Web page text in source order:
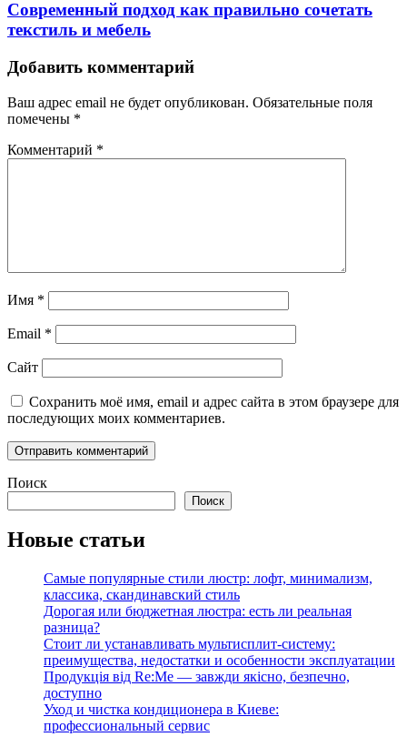
Современный подход как правильно сочетать
текстиль и мебель
Добавить комментарий
Ваш адрес email не будет опубликован. Обязательные поля
помечены *
Комментарий *
Имя *
Email *
Сайт
Сохранить моё имя, email и адрес сайта в этом браузере для
последующих моих комментариев.
Поиск
Поиск
Новые статьи
Самые популярные стили люстр: лофт, минимализм,
классика, скандинавский стиль
Дорогая или бюджетная люстра: есть ли реальная
разница?
Стоит ли устанавливать мультисплит-систему:
преимущества, недостатки и особенности эксплуатации
Продукція від Re:Me — завжди якісно, безпечно,
доступно
Уход и чистка кондиционера в Киеве:
профессиональный сервис